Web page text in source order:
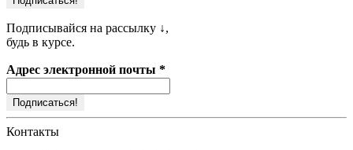
Подписывайся на рассылку ↓,
будь в курсе.
Адрес электронной почты *
Контакты